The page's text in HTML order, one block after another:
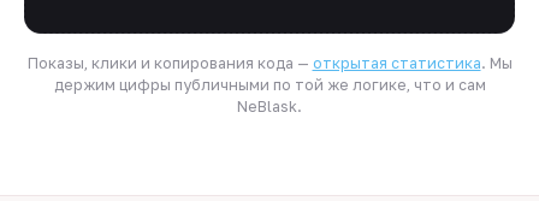
Показы, клики и копирования кода — открытая статистика. Мы
держим цифры публичными по той же логике, что и сам
NeBlask.